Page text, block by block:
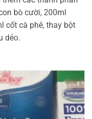
bò cười, 200ml
cốt cà phê, thay bột
dẻo.